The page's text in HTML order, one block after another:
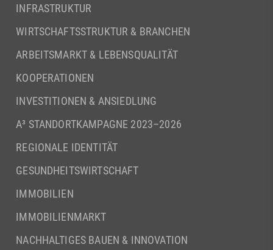
INFRASTRUKTUR
WIRTSCHAFTSSTRUKTUR & BRANCHEN
ARBEITSMARKT & LEBENSQUALITÄT
KOOPERATIONEN
INVESTITIONEN & ANSIEDLUNG
A³ STANDORTKAMPAGNE 2023–2026
REGIONALE IDENTITÄT
GESUNDHEITSWIRTSCHAFT
IMMOBILIEN
IMMOBILIENMARKT
NACHHALTIGES BAUEN & INNOVATION